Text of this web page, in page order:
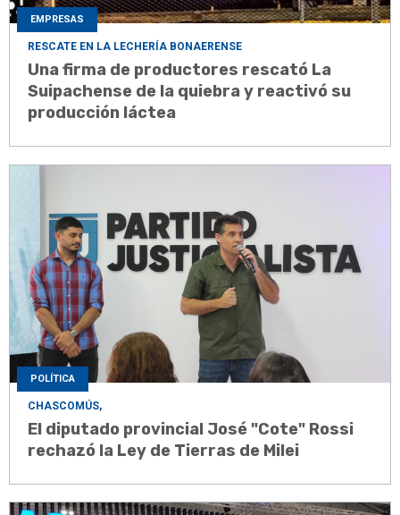
EMPRESAS
RESCATE EN LA LECHERÍA BONAERENSE
Una firma de productores rescató La
Suipachense de la quiebra y reactivó su
producción láctea
POLÍTICA
CHASCOMÚS,
El diputado provincial José "Cote" Rossi
rechazó la Ley de Tierras de Milei